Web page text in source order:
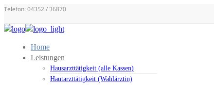
Telefon: 04352 / 36870
Home
Leistungen
Hausarzttätigkeit (alle Kassen)
Hautarzttätigkeit (Wahlärztin)